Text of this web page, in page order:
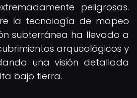
peligrosas.
la tecnología de mapeo
subterránea ha llevado a
arqueológicos y
una visión detallada
bajo tierra.